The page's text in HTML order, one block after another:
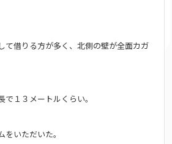
て借りる方が多く、北側の壁が全面カガ
１３メートルくらい。
いただいた。